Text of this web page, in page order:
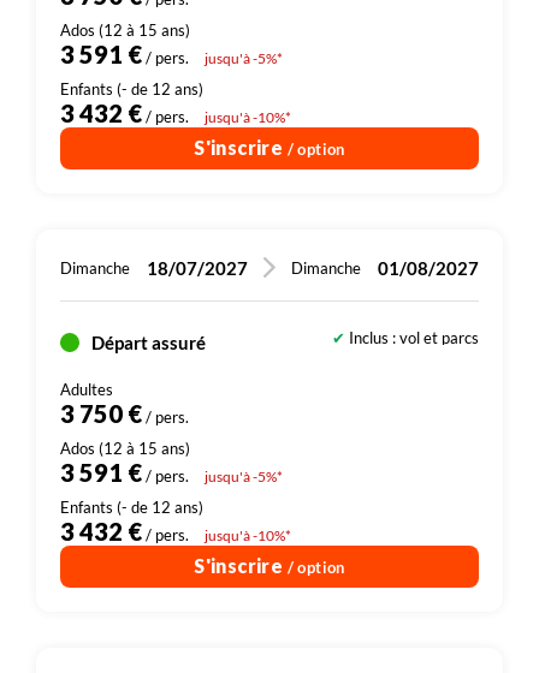
interpréter avec prudence.
3 591 €/ pers. jusqu'à -5%*
3 432 €/ pers. jusqu'à -10%*
S'inscrire / option
Dimanche 18/07/2027 Dimanche 01/08/2027
Départ assuré
Inclus : vol et parcs
3 750 €/ pers.
3 591 €/ pers. jusqu'à -5%*
3 432 €/ pers. jusqu'à -10%*
S'inscrire / option